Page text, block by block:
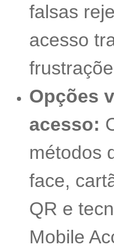
falsas
acesso
Opções
acesso:
métodos
face,
QR e
Mobile